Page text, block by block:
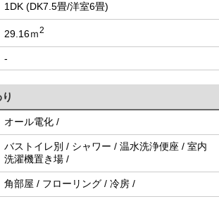
1DK (DK7.5畳/洋室6畳)
29.16ｍ2
-
オール電化 /
バストイレ別 / シャワー / 温水洗浄便座 / 室内
洗濯機置き場 /
角部屋 / フローリング / 冷房 /